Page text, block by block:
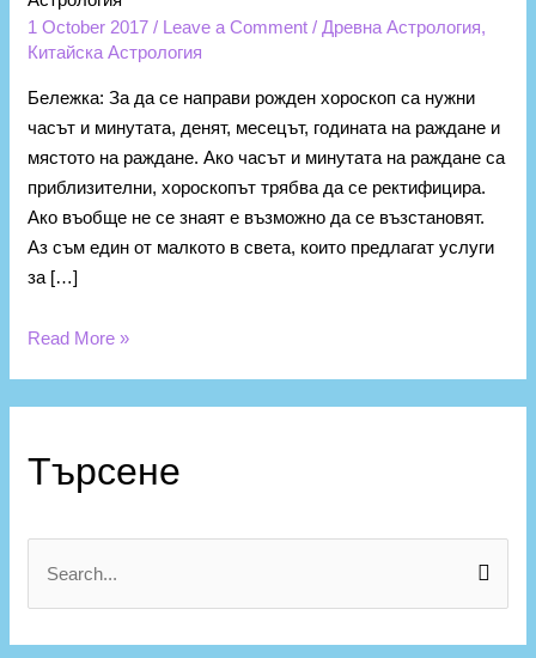
1 October 2017/ Leave a Comment / Древна Астрология,
Китайска Астрология
Бележка: За да се направи рожден хороскоп са нужни
часът и минутата, денят, месецът, годината на раждане и
мястото на раждане. Ако часът и минутата на раждане са
приблизителни, хороскопът трябва да се ректифицира.
Ако въобще не се знаят е възможно да се възстановят.
Аз съм един от малкото в света, които предлагат услуги
за […]
Read More »
Търсене
e
a
а